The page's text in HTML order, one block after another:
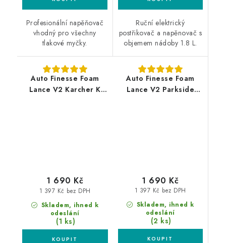
Profesionální napěňovač
vhodný pro všechny
tlakové myčky.
Ruční elektrický
postřikovač a napěnovač s
objemem nádoby 1.8 L.
Auto Finesse Foam
Lance V2 Karcher K
Skladem, ihned k
odeslání
(1 ks)
1 397 Kč bez DPH
1 690 Kč
Auto Finesse Foam
Lance V2 Parkside
Skladem, ihned k
odeslání
(2 ks)
1 397 Kč bez DPH
1 690 Kč